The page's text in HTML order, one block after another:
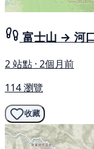
富士山 → 河
2 站點 · 2個月前
114 瀏覽
收藏